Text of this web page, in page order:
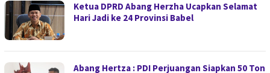
Ketua DPRD Abang Herzha Ucapkan Selamat
Hari Jadi ke 24 Provinsi Babel
Abang Hertza : PDI Perjuangan Siapkan 50 Ton